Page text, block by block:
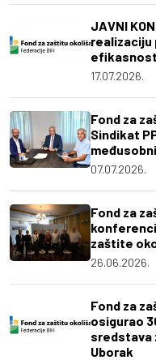
JAVNI
realizaciju
17.07.2026.
Fond za
Sindikat
07.07.2026.
Fond za
zaštite
26.06.2026.
Fond za
osigurao
sredstava
Uborak